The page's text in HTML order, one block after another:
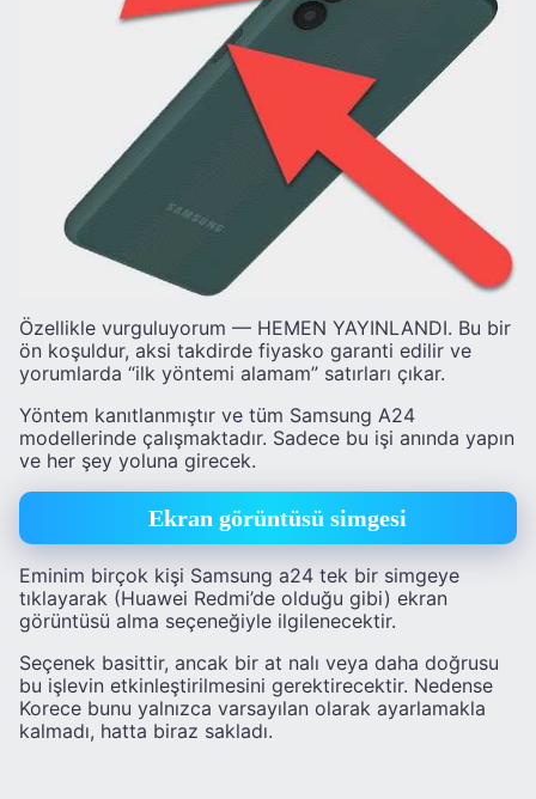
Özellikle vurguluyorum — HEMEN YAYINLANDI. Bu bir
ön koşuldur, aksi takdirde fiyasko garanti edilir ve
yorumlarda “ilk yöntemi alamam” satırları çıkar.
Yöntem kanıtlanmıştır ve tüm Samsung A24
modellerinde çalışmaktadır. Sadece bu işi anında yapın
ve her şey yoluna girecek.
Ekran görüntüsü simgesi
Eminim birçok kişi Samsung a24 tek bir simgeye
tıklayarak (Huawei Redmi’de olduğu gibi) ekran
görüntüsü alma seçeneğiyle ilgilenecektir.
Seçenek basittir, ancak bir at nalı veya daha doğrusu
bu işlevin etkinleştirilmesini gerektirecektir. Nedense
Korece bunu yalnızca varsayılan olarak ayarlamakla
kalmadı, hatta biraz sakladı.